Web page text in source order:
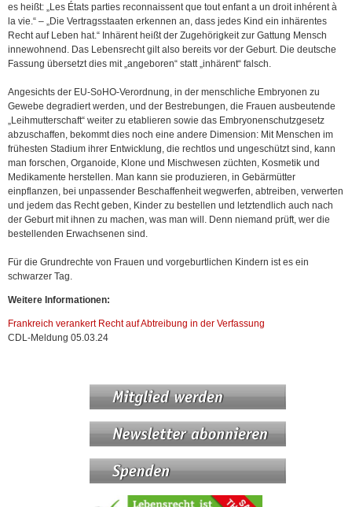
es heißt: „Les États parties reconnaissent que tout enfant a un droit inhérent à
la vie.“ – „Die Vertragsstaaten erkennen an, dass jedes Kind ein inhärentes
Recht auf Leben hat.“ Inhärent heißt der Zugehörigkeit zur Gattung Mensch
innewohnend. Das Lebensrecht gilt also bereits vor der Geburt. Die deutsche
Fassung übersetzt dies mit „angeboren“ statt „inhärent“ falsch.
Angesichts der EU-SoHO-Verordnung, in der menschliche Embryonen zu
Gewebe degradiert werden, und der Bestrebungen, die Frauen ausbeutende
„Leihmutterschaft“ weiter zu etablieren sowie das Embryonenschutzgesetz
abzuschaffen, bekommt dies noch eine andere Dimension: Mit Menschen im
frühesten Stadium ihrer Entwicklung, die rechtlos und ungeschützt sind, kann
man forschen, Organoide, Klone und Mischwesen züchten, Kosmetik und
Medikamente herstellen. Man kann sie produzieren, in Gebärmütter
einpflanzen, bei unpassender Beschaffenheit wegwerfen, abtreiben, verwerten
und jedem das Recht geben, Kinder zu bestellen und letztendlich auch nach
der Geburt mit ihnen zu machen, was man will. Denn niemand prüft, wer die
bestellenden Erwachsenen sind.
Für die Grundrechte von Frauen und vorgeburtlichen Kindern ist es ein
schwarzer Tag.
Weitere Informationen:
Frankreich verankert Recht auf Abtreibung in der Verfassung
CDL-Meldung 05.03.24